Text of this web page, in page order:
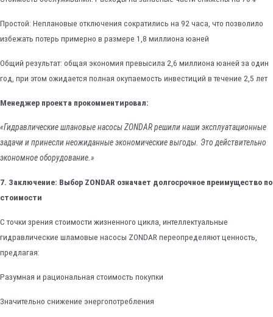
Простой: Неплановые отключения сократились на 92 часа, что позволило
избежать потерь примерно в размере 1,8 миллиона юаней
Общий результат: общая экономия превысила 2,6 миллиона юаней за один
год, при этом ожидается полная окупаемость инвестиций в течение 2,5 лет
Менеджер проекта прокомментировал:
«Гидравлические шлановые насосы ZONDAR решили наши эксплуатационные
задачи и принесли неожиданные экономические выгоды. Это действительно
экономное оборудование.»
7. Заключение: Выбор ZONDAR означает долгосрочное преимущество по
стоимости
С точки зрения стоимости жизненного цикла, интеллектуальные
гидравлические шламовые насосы ZONDAR переопределяют ценность,
предлагая:
Разумная и рациональная стоимость покупки
Значительно снижение энергопотребления